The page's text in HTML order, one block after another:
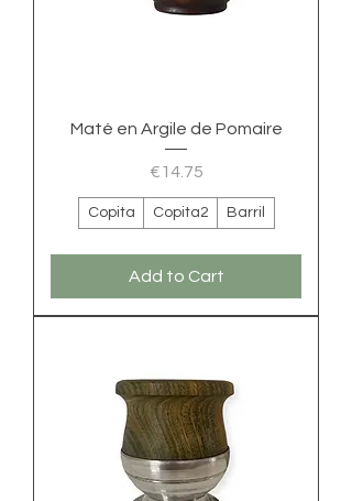
Maté en Argile de Pomaire
Price
€14.75
Copita Copita2 Barril
Add to Cart